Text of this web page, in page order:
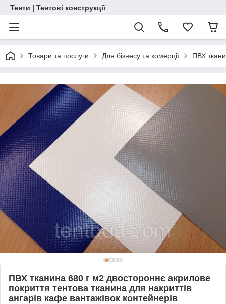
Тенти | Тентові конструкції
Товари та послуги Для бізнесу та комерції ПВХ
ПВХ тканина 680 г м2 двостороннє акрилове
покриття тентова тканина для накриттів
ангарів кафе вантажівок контейнерів